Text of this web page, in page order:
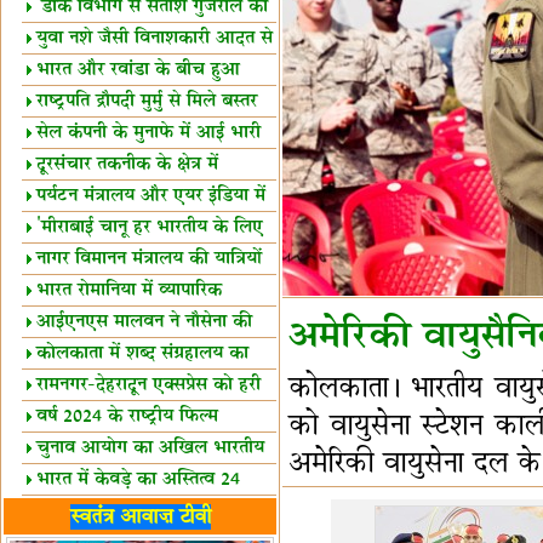
शैक्षिक सत्र शुरू
'डाक विभाग से सतीश गुजराल का
रिश्ता गहरा'
युवा नशे जैसी विनाशकारी आदत से
दूर रहें-मोदी
भारत और रवांडा के बीच हुआ
व्यापार विस्तार
राष्ट्रपति द्रौपदी मुर्मु से मिले बस्तर
के प्रतिनिधि
सेल कंपनी के मुनाफे में आई भारी
उछाल!
दूरसंचार तकनीक के क्षेत्र में
उत्कृष्टता पुरस्कार
पर्यटन मंत्रालय और एयर इंडिया में
समझौता
'मीराबाई चानू हर भारतीय के लिए
प्रेरणा'
नागर विमानन मंत्रालय की यात्रियों
को सलाह
भारत रोमानिया में व्यापारिक
साझेदारियां
आईएनएस मालवन ने नौसेना की
ताकत बढ़ाई
कोलकाता में शब्द संग्रहालय का
उद्घाटन
रामनगर-देहरादून एक्सप्रेस को हरी
झंडीवर्ष 2024 के राष्ट्रीय फिल्म
पुरस्कारों की घोषणा
चुनाव आयोग का अखिल भारतीय
मीडिया सम्मेलन
भारत में केवड़े का अस्तित्‍व 24
लाख वर्ष!
लखनऊ में 'एक राष्ट्र एक चुनाव'
स्वतंत्र आवाज़ टीवी
अमेरिकी
कोलकाता। भारतीय
को वायुसेना स्टेशन
अमेरिकी वायुसेना दल के